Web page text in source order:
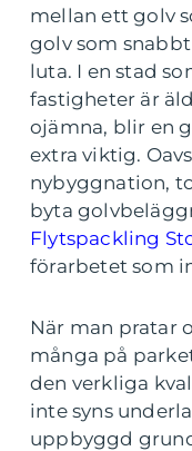
mellan ett golv
golv som
luta. I en stad
fastigheter är
ojämna, blir en
extra viktig.
nybyggnation,
byta
Flytspackling
förarbetet som
När man pratar
många på
den verkliga
inte syns
uppbyggd